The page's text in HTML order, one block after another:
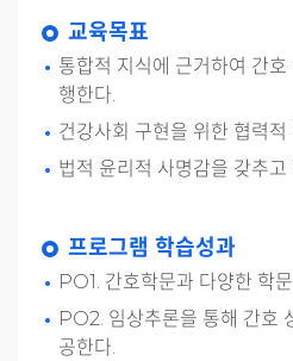
교육목표
통합적 지식에 근거하여 간
행한다.
건강사회 구현을 위한 협력
법적 윤리적 사명감을 갖추
프로그램 학습성과
PO1. 간호학문과 다양한 학
PO2. 임상추론을 통해 간호
공한다.